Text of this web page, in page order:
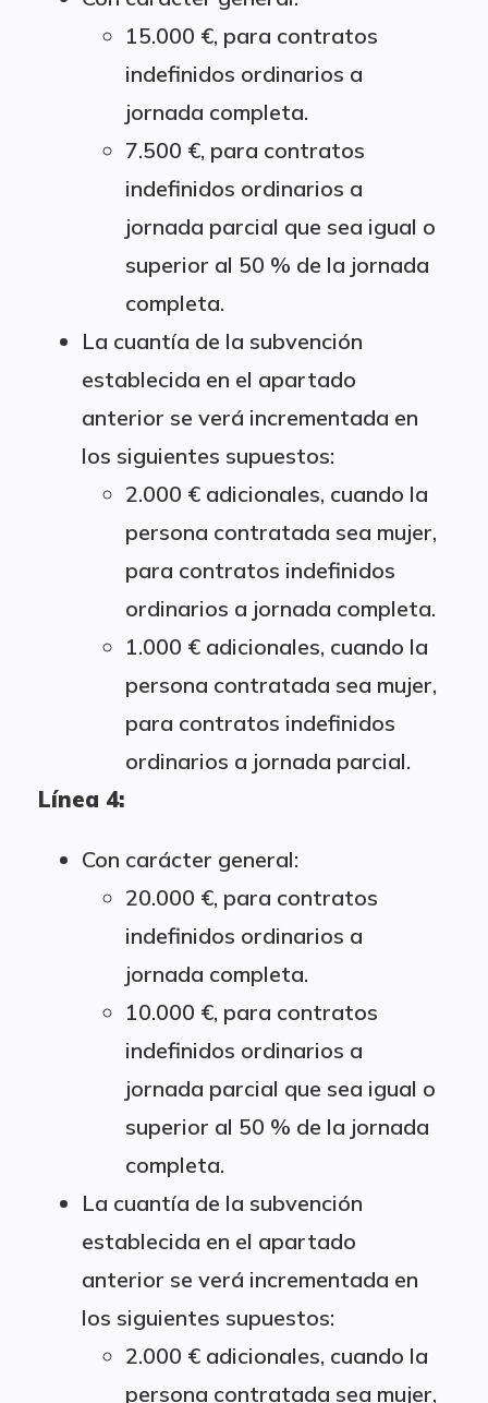
15.000 €, para contratos
indefinidos ordinarios a
jornada completa.
7.500 €, para contratos
indefinidos ordinarios a
jornada parcial que sea igual o
superior al 50 % de la jornada
completa.
La cuantía de la subvención
establecida en el apartado
anterior se verá incrementada en
los siguientes supuestos:
2.000 € adicionales, cuando la
persona contratada sea mujer,
para contratos indefinidos
ordinarios a jornada completa.
1.000 € adicionales, cuando la
persona contratada sea mujer,
para contratos indefinidos
ordinarios a jornada parcial.
Línea 4:
Con carácter general:
20.000 €, para contratos
indefinidos ordinarios a
jornada completa.
10.000 €, para contratos
indefinidos ordinarios a
jornada parcial que sea igual o
superior al 50 % de la jornada
completa.
La cuantía de la subvención
establecida en el apartado
anterior se verá incrementada en
los siguientes supuestos:
2.000 € adicionales, cuando la
persona contratada sea mujer,